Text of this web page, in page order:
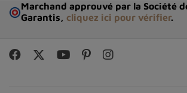
Marchand approuvé par la Société
Garantis, cliquez ici pour vérifier.